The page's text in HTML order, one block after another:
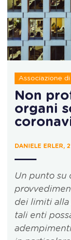
Associazione
Non
organi
DANIELE ERLER,
Un punto su
dei limiti alla
tali enti